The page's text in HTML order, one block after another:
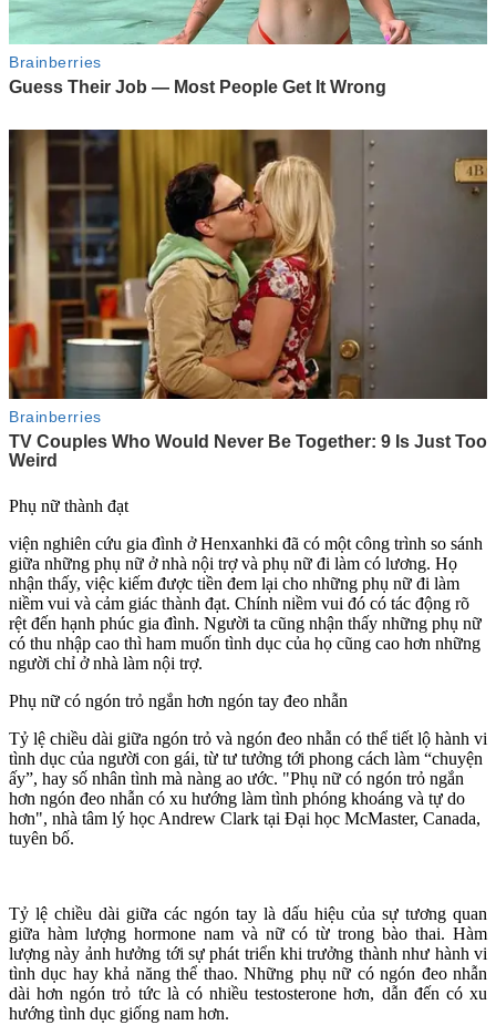
Phụ nữ thành đạt
viện nghiên cứu gia đình ở Henxanhki đã có một công trình so sánh
giữa những phụ nữ ở nhà nội trợ và phụ nữ đi làm có lương. Họ
nhận thấy, việc kiếm được tiền đem lại cho những phụ nữ đi làm
niềm vui và cảm giác thành đạt. Chính niềm vui đó có tác động rõ
rệt đến hạnh phúc gia đình. Người ta cũng nhận thấy những phụ nữ
có thu nhập cao thì ham muốn tình dục của họ cũng cao hơn những
người chỉ ở nhà làm nội trợ.
Phụ nữ có ngón trỏ ngắn hơn ngón tay đeo nhẫn
Tỷ lệ chiều dài giữa ngón trỏ và ngón đeo nhẫn có thể tiết lộ hành vi
tình dục của người con gái, từ tư tưởng tới phong cách làm “chu‌yện
ấ‌y”, hay số nhân tình mà nàng ao ước. "Phụ nữ có ngón trỏ ngắn
hơn ngón đeo nhẫn có xu hướng làm tình phóng khoáng và tự do
hơn", nhà tâm lý học Andrew Clark tại Đại học McMaster, Canada,
tuyên bố.
Tỷ lệ chiều dài giữa các ngón tay là dấu hiệu của sự tương quan
giữa hàm lượng hormone nam và nữ có từ trong bào thai. Hàm
lượng này ảnh hưởng tới sự phát triển khi trưởng thành như hành vi
tình dục hay khả năng thể thao. Những phụ nữ có ngón đeo nhẫn
dài hơn ngón trỏ tức là có nhiều testosterone hơn, dẫn đến có xu
hướng tình dục giống nam hơn.